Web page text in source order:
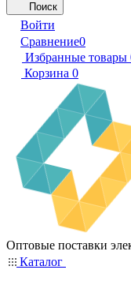
Поиск
Войти
Сравнение0
Избранные товары
Корзина 0
Оптовые поставки
Каталог